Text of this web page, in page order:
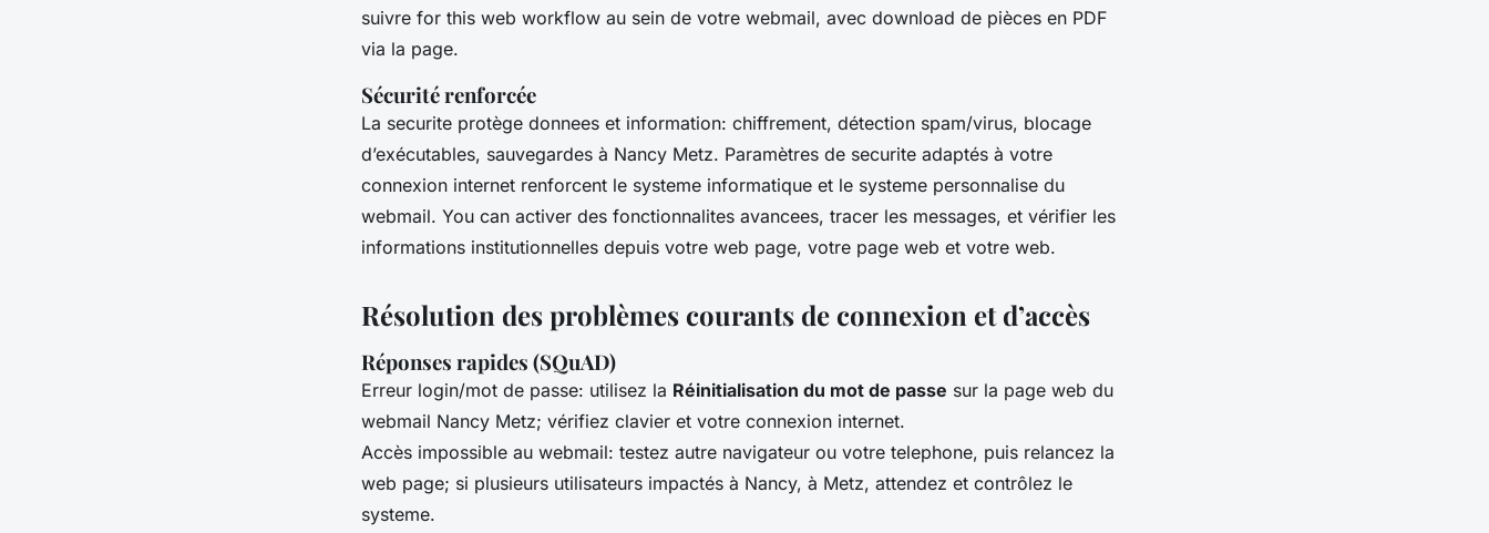
suivre for this web workflow au sein de votre webmail, avec download de pièces en PDF
via la page.
Sécurité renforcée
La securite protège donnees et information: chiffrement, détection spam/virus, blocage
d’exécutables, sauvegardes à Nancy Metz. Paramètres de securite adaptés à votre
connexion internet renforcent le systeme informatique et le systeme personnalise du
webmail. You can activer des fonctionnalites avancees, tracer les messages, et vérifier les
informations institutionnelles depuis votre web page, votre page web et votre web.
Résolution des problèmes courants de connexion et d’accès
Réponses rapides (SQuAD)
Erreur login/mot de passe: utilisez la Réinitialisation du mot de passe sur la page web du
webmail Nancy Metz; vérifiez clavier et votre connexion internet.
Accès impossible au webmail: testez autre navigateur ou votre telephone, puis relancez la
web page; si plusieurs utilisateurs impactés à Nancy, à Metz, attendez et contrôlez le
systeme.